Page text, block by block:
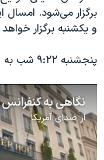
برگزار می‌شود. امسال
و یکشنبه برگزار
پنجشنبه ۹:۲۲ شب به وقت تهران
ازصدای آمریکا
available